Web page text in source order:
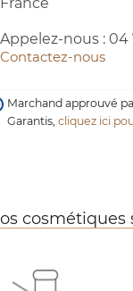
Appelez-nous : 04
Contactez-nous
Marchand approuvé
Garantis,cliquez ici
cosmétiques